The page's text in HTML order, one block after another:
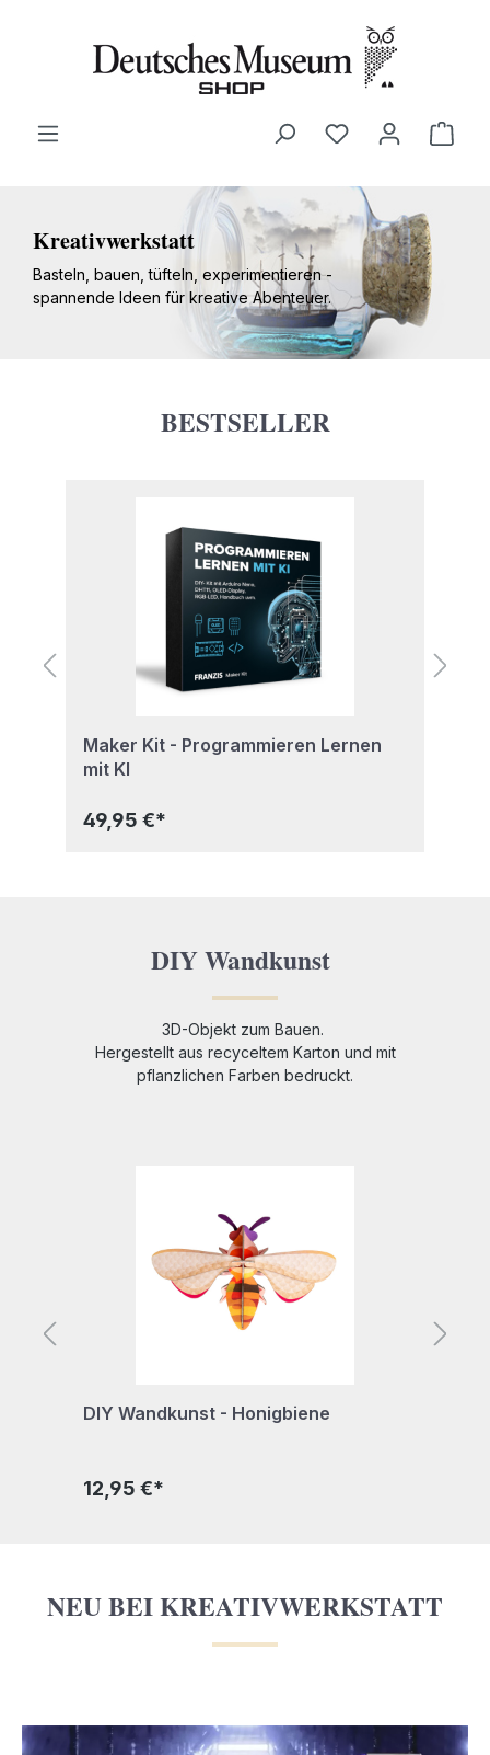
Kreativwerkstatt
Basteln, bauen, tüfteln, experimentieren -
spannende Ideen für kreative Abenteuer.
BESTSELLER
Maker Kit - Programmieren Lernen
mit KI
49,95 €*
DIY Wandkunst
3D-Objekt zum Bauen.
Hergestellt aus recyceltem Karton und mit
pflanzlichen Farben bedruckt.
DIY Wandkunst - Honigbiene
12,95 €*
NEU BEI KREATIVWERKSTATT